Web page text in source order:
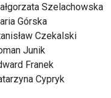
Szelachowska
Górska
Czekalski
Junik
Franek
Cypryk